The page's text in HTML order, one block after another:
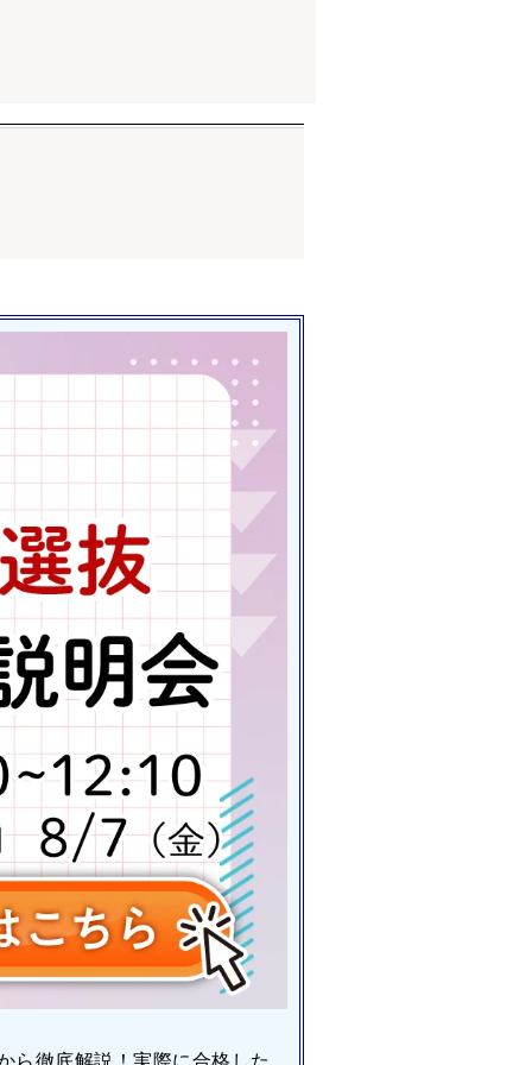
ら徹底解説！実際に合格した